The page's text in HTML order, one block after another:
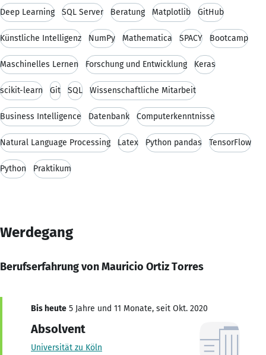
Deep Learning SQL Server Beratung Matplotlib GitHub
Künstliche Intelligenz NumPy Mathematica SPACY Bootcamp
Maschinelles Lernen Forschung und Entwicklung Keras
scikit-learn Git SQL Wissenschaftliche Mitarbeit
Business Intelligence Datenbank Computerkenntnisse
Natural Language Processing Latex Python pandas TensorFlow
Python Praktikum
Werdegang
Berufserfahrung von Mauricio Ortiz Torres
Bis heute 5 Jahre und 11 Monate, seit Okt. 2020
Absolvent
Universität zu Köln